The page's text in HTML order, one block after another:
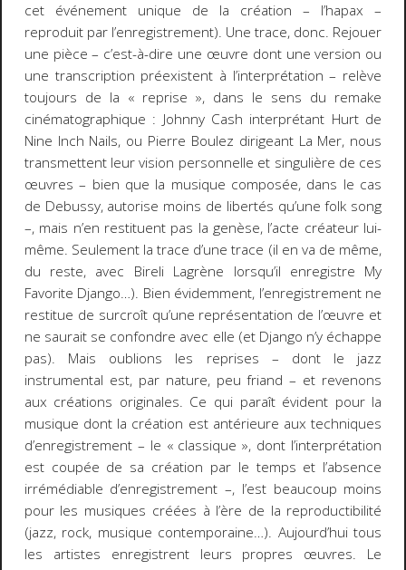
cet événement unique de la création – l’hapax –
reproduit par l’enregistrement). Une trace, donc. Rejouer
une pièce – c’est-à-dire une œuvre dont une version ou
une transcription préexistent à l’interprétation – relève
toujours de la « reprise », dans le sens du remake
cinématographique : Johnny Cash interprétant Hurtde
Nine Inch Nails, ou Pierre Boulez dirigeant La Mer, nous
transmettent leur vision personnelle et singulière de ces
œuvres – bien que la musique composée, dans le cas
de Debussy, autorise moins de libertés qu’unefolk song
–, mais n’en restituent pas la genèse, l’acte créateur lui-
même. Seulement la trace d’une trace (il en va de même,
du reste, avec Bireli Lagrène lorsqu’il enregistre My
Favorite Django…). Bien évidemment, l’enregistrement ne
restitue de surcroît qu’une représentation de l’œuvre et
ne saurait se confondre avec elle (et Django n’y échappe
pas). Mais oublions les reprises – dont le jazz
instrumental est, par nature, peu friand – et revenons
aux créations originales. Ce qui paraît évident pour la
musique dont la création est antérieure aux techniques
d’enregistrement – le « classique », dont l’interprétation
est coupée de sa création par le temps et l’absence
irrémédiable d’enregistrement –, l’est beaucoup moins
pour les musiques créées à l’ère de la reproductibilité
(jazz, rock, musique contemporaine…). Aujourd’hui tous
les artistes enregistrent leurs propres œuvres. Le